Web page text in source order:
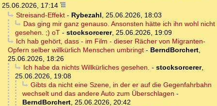
25.06.2026, 17:14
Streisand-Effekt- Rybezahl, 25.06.2026, 18:03
Das ging mir ganz genauso. Ansonsten hätte ich ihn wohl nicht
gesehen. ;) oT - stocksorcerer, 25.06.2026, 19:09
Ich hab gehört, dass - im Film - dieser Rächer von Migranten-
Opfern selber willkürlich Menschen umbringt - BerndBorchert,
25.06.2026, 18:26
Ich habe da nichts Willkürliches gesehen. - stocksorcerer,
25.06.2026, 19:08
Gibts da nicht eine Szene, in der er auf die Gegenfahrbahn
wechselt und das andere Auto zum Überschlagen -
BerndBorchert, 25.06.2026, 20:42